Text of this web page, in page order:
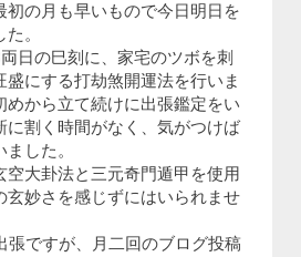
せた立命講
座
初の月も早いもので今日明日を
。
日の巳刻に、家宅のツボを刺
にする打劫煞開運法を行いま
めから立て続けに出張鑑定をい
に割く時間がなく、気がつけば
した。
空大卦法と三元奇門遁甲を使用
玄妙さを感じずにはいられませ
張ですが、月二回のブログ投稿